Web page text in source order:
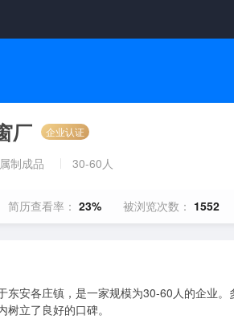
厂 企业认证
制成品 30-60人
简历查看率： 23% 被浏览次数： 1552
东安各庄镇，是一家规模为30-60人的企业
树立了良好的口碑。